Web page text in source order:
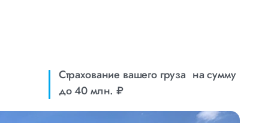
Страхование вашего груза на сумму
до 40 млн. ₽